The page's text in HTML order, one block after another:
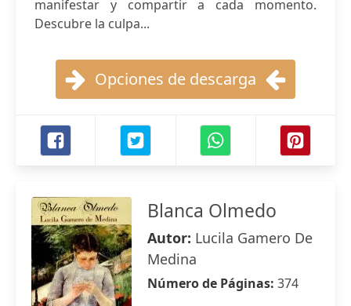
manifestar y compartir a cada momento.
Descubre la culpa...
Opciones de descarga
Blanca Olmedo
Autor: Lucila Gamero De
Medina
Número de Páginas: 374